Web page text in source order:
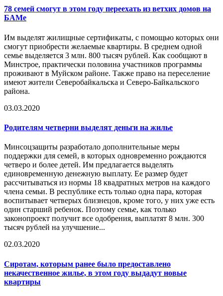
78 семей смогут в этом году переехать из ветхих домов на
БАМе
Им выделят жилищные сертификаты, с помощью которых они
смогут приобрести желаемые квартиры. В среднем одной
семье выделяется 3 млн. 800 тысяч рублей. Как сообщают в
Минстрое, практически половина участников программы
проживают в Муйском районе. Также право на переселение
имеют жители Северобайкальска и Северо-Байкальского
района.
03.03.2020
Родителям четверни выделят деньги на жилье
Минсоцзащиты разработало дополнительные меры
поддержки для семей, в которых одновременно рождаются
четверо и более детей. Им предлагается выделять
единовременную денежную выплату. Ее размер будет
рассчитываться из нормы 18 квадратных метров на каждого
члена семьи. В республике есть только одна пара, которая
воспитывает четверых близнецов, кроме того, у них уже есть
один старший ребенок. Поэтому семье, как только
законопроект получит все одобрения, выплатят 8 млн. 300
тысяч рублей на улучшение...
02.03.2020
Сиротам, которым ранее было предоставлено
некачественное жилье, в этом году выдадут новые
квартиры